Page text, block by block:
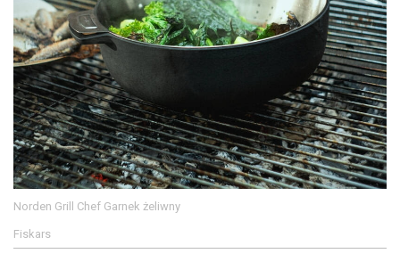
Norden Grill Chef Garnek żeliwny
Fiskars